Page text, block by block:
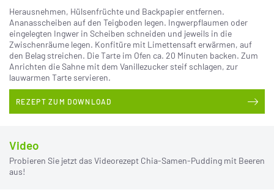
Herausnehmen, Hülsenfrüchte und Backpapier entfernen.
Ananasscheiben auf den Teigboden legen. Ingwerpflaumen oder
eingelegten Ingwer in Scheiben schneiden und jeweils in die
Zwischenräume legen. Konfitüre mit Limettensaft erwärmen, auf
den Belag streichen. Die Tarte im Ofen ca. 20 Minuten backen. Zum
Anrichten die Sahne mit dem Vanillezucker steif schlagen, zur
lauwarmen Tarte servieren.
REZEPT ZUM DOWNLOAD
Video
Probieren Sie jetzt das Videorezept Chia-Samen-Pudding mit Beeren
aus!